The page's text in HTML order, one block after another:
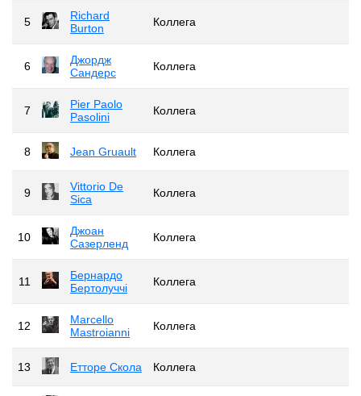
5
Richard
Burton
Коллега
6
Джордж
Сандерс
Коллега
7
Pier Paolo
Pasolini
Коллега
8 Jean Gruault Коллега
9
Vittorio De
Sica
Коллега
10
Джоан
Сазерленд
Коллега
11
Бернардо
Бертолуччі
Коллега
12
Marcello
Mastroianni
Коллега
13 Етторе Скола Коллега